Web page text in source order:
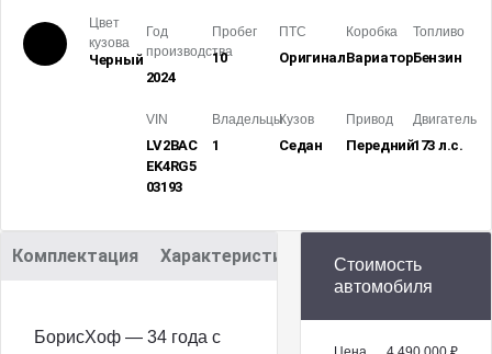
Цвет
кузова
Черный
Год
производства
2024
Пробег
10
ПТС
Оригинал
Коробка
Вариатор
Топливо
Бензин
VIN
LV2BAC
EK4RG5
03193
Владельцы
1
Кузов
Седан
Привод
Передний
Двигатель
173 л.с.
Комплектация Характеристики Описание
БорисХоф — 34 года с
Стоимость
автомобиля